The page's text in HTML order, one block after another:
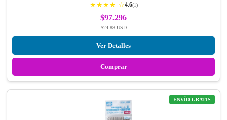
★★★★ ☆4.6(1)
$97.296
$24.88 USD
Ver Detalles
Comprar
ENVÍO GRATIS